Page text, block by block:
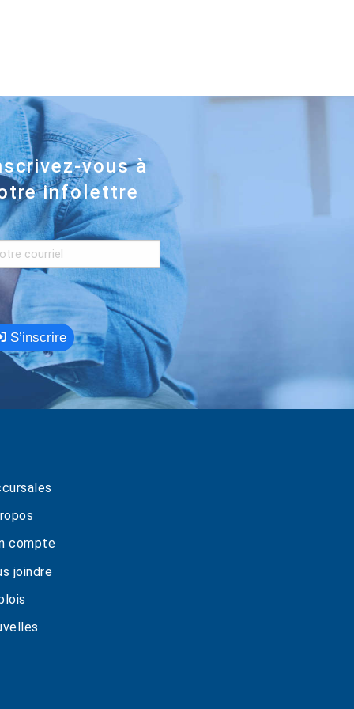
vous à
infolettre
S’inscrire
compte
joindre